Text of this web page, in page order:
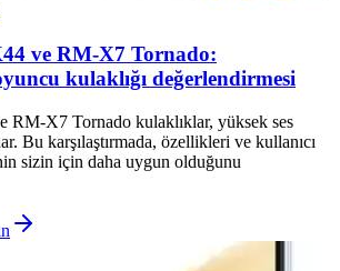
ve RM-X7 Tornado:
kulaklığı değerlendirmesi
RM-X7 Tornado kulaklıklar, yüksek ses
Bu karşılaştırmada, özellikleri ve kullanıcı
sizin için daha uygun olduğunu